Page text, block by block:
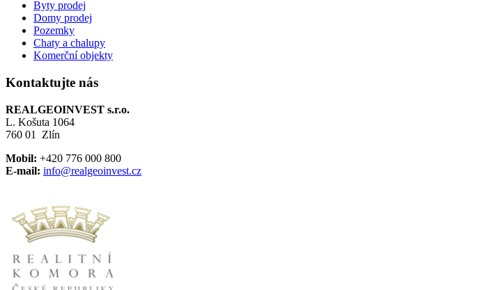
Byty prodej
Domy prodej
Pozemky
Chaty a chalupy
Komerční objekty
Kontaktujte nás
REALGEOINVEST s.r.o.
L. Košuta 1064
760 01 Zlín
Mobil: +420 776 000 800
E-mail: info@realgeoinvest.cz